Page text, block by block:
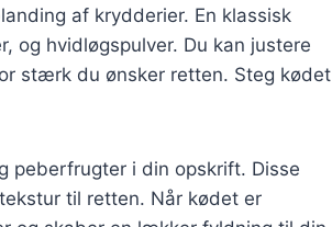
af krydderier. En klassisk
og hvidløgspulver. Du kan justere
stærk du ønsker retten. Steg kødet
peberfrugter i din opskrift. Disse
til retten. Når kødet er